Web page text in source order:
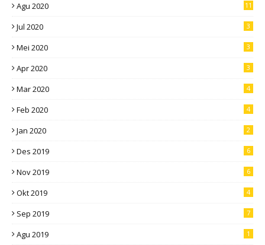
Agu 2020 11
Jul 2020 3
Mei 2020 3
Apr 2020 3
Mar 2020 4
Feb 2020 4
Jan 2020 2
Des 2019 6
Nov 2019 6
Okt 2019 4
Sep 2019 7
Agu 2019 1